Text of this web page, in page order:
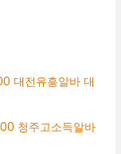
대전유흥알바 대
청주고소득알바